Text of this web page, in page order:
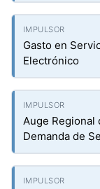
Gasto en
Electrónico
Auge Regional
Demanda de